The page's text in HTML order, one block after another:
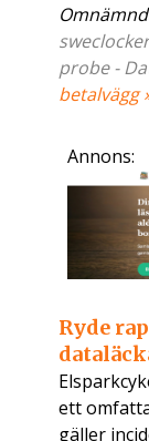
probe -
betalvägg
Annons:
Ryde
ett
gäller